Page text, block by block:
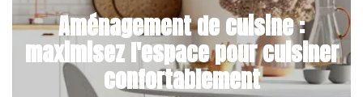
Aménagement de cuisine :
maximisez l'espace pour cuisiner
confortablement